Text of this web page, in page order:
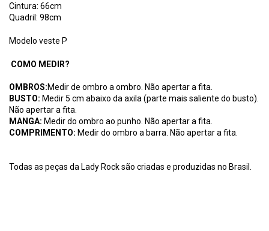
Cintura: 66cm
Quadril: 98cm
Modelo veste P
COMO MEDIR?
OMBROS:Medir de ombro a ombro. Não apertar a fita.
BUSTO: Medir 5 cm abaixo da axila (parte mais saliente do busto).
Não apertar a fita.
MANGA: Medir do ombro ao punho. Não apertar a fita.
COMPRIMENTO: Medir do ombro a barra. Não apertar a fita.
Todas as peças da Lady Rock são criadas e produzidas no Brasil.